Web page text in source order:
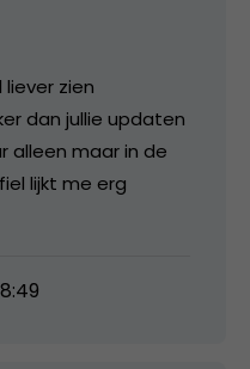
liever zien
dan jullie updaten
alleen maar in de
lijkt me erg